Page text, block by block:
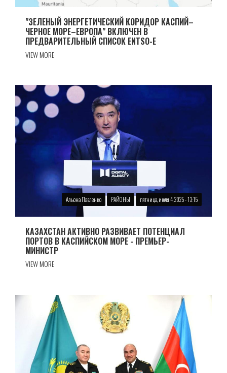
"ЗЕЛЕНЫЙ ЭНЕРГЕТИЧЕСКИЙ КОРИДОР КАСПИЙ–
ЧЕРНОЕ МОРЕ–ЕВРОПА" ВКЛЮЧЕН В
ПРЕДВАРИТЕЛЬНЫЙ СПИСОК ENTSO-E
VIEW MORE
Альона Павленко РАЙОНЫ пятница, июля 4, 2025 - 13:15
КАЗАХСТАН АКТИВНО РАЗВИВАЕТ ПОТЕНЦИАЛ
ПОРТОВ В КАСПИЙСКОМ МОРЕ - ПРЕМЬЕР-
МИНИСТР
VIEW MORE